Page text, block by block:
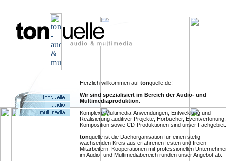
Herzlich willkommen auf tonquelle.de!
Wir sind spezialisiert im Bereich der Audio- und
Multimediaproduktion.
Komplexe Multimedia-Anwendungen, Entwicklung und
Realisierung auditiver Projekte, Hörbücher, Eventvertonung,
Komposition sowie CD-Produktionen sind unser Fachgebiet.
tonquelle ist die Dachorganisation für einen stetig
wachsenden Kreis aus erfahrenen festen und freien
Mitarbeitern. Kooperationen mit professionellen
im Audio- und Multimediabereich runden unser Angebot ab.